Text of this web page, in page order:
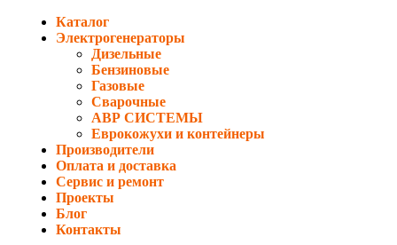
Каталог
Электрогенераторы
Дизельные
Бензиновые
Газовые
Сварочные
АВР СИСТЕМЫ
Еврокожухи и контейнеры
Производители
Оплата и доставка
Сервис и ремонт
Проекты
Блог
Контакты